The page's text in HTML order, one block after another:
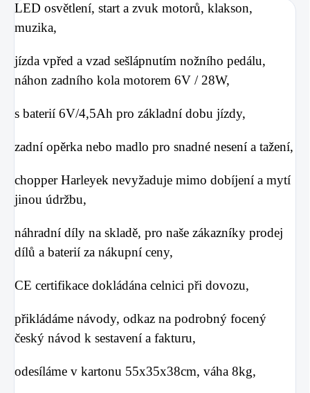
LED osvětlení, start a zvuk motorů, klakson,
muzika,
jízda vpřed a vzad sešlápnutím nožního pedálu,
náhon zadního kola motorem 6V / 28W,
s baterií 6V/4,5Ah pro základní dobu jízdy,
zadní opěrka nebo madlo pro snadné nesení a tažení,
chopper Harleyek nevyžaduje mimo dobíjení a mytí
jinou údržbu,
náhradní díly na skladě, pro naše zákazníky prodej
dílů a baterií za nákupní ceny,
CE certifikace dokládána celnici při dovozu,
přikládáme návody, odkaz na podrobný focený
český návod k sestavení a fakturu,
odesíláme v kartonu 55x35x38cm, váha 8kg,